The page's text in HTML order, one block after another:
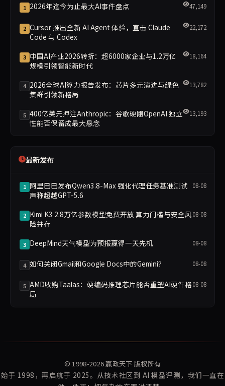
1 2026年迄今为止最大AI事件盘点 47,149
2 Cursor 推出全新 AI Agent 体验，直击 Claude
Code 与 Codex
22,172
3 中国AI产业2026转折：超6000家企业与1.2万亿
规模引领智能新时代
18,164
4 2026全球AI算力报告发布：芯片多元演进与绿色
集群引领新格局
13,782
5 400亿美元押注Anthropic：谷歌硬刚OpenAI 独立
性能否保留成最大悬念
13,193
最新发布
1 阿里巴巴发布Qwen3.8-Max 强化代理任务基准测试
声称超越GPT-5.6
08-08
2 Kimi K3 2.8万亿参数模型免费开放 算力门槛与安全风
险并存
08-08
3 DeepMind天气模型为预报赢得一天先机 08-08
4 如何关闭Gmail和Google Docs中的Gemini？ 08-08
5 AMD收购Taalas：硬编码推理芯片能否重塑AI硬件格
局
08-08
© 1998-2026赢政天下 版权所有
始于 1998，再启航于 2025。从技术社区到 AI 模型评测，我们一直在